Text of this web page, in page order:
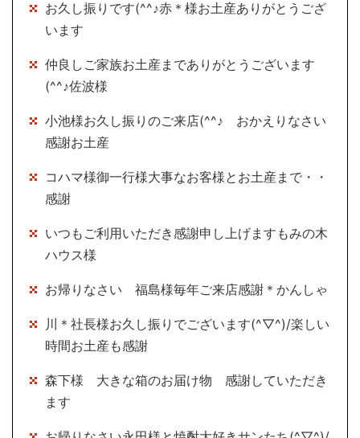
お久し振りです(^^♪赤＊様お土産ありがとうござ
います
仲良しご家族お土産までありがとうございます
(^^♪佐波様
小池様お久し振りのご来店(^^♪ おかえりなさい
感謝お土産
コハマ様御一行様大事なお客様とお土産まで・・
感謝
いつもご利用いただき感謝申し上げますもみの木
ハウス様
お帰りなさい 福島様毎年ご来店感謝＊かんしゃ
川＊社長様お久し振りでございます(^▽^)/楽しい
時間お土産も感謝
森下様 大きな箱のお届け物 感謝していただき
ます